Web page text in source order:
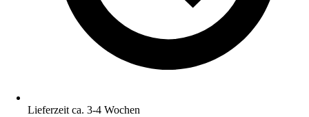
Lieferzeit ca. 3-4 Wochen